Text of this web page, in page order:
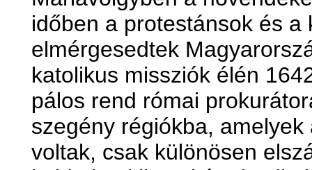
időben a protestánsok és
elmérgesedtek
katolikus missziók élén
pálos rend római
szegény régiókba,
voltak, csak különösen